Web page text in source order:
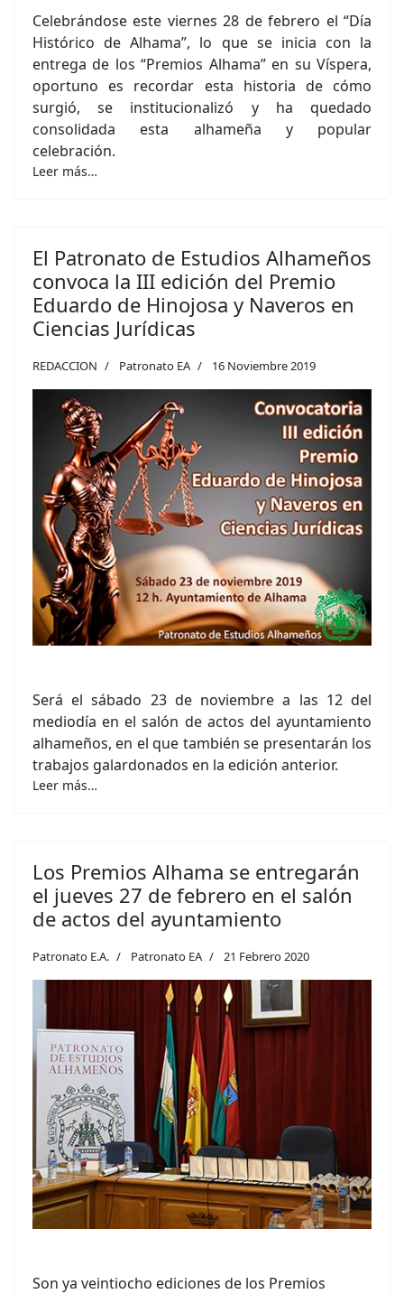
Celebrándose este viernes 28 de febrero el “Día
Histórico de Alhama”, lo que se inicia con la
entrega de los “Premios Alhama” en su Víspera,
oportuno es recordar esta historia de cómo
surgió, se institucionalizó y ha quedado
consolidada esta alhameña y popular
celebración.
Leer más…
El Patronato de Estudios Alhameños
convoca la III edición del Premio
Eduardo de Hinojosa y Naveros en
Ciencias Jurídicas
REDACCION Patronato EA 16 Noviembre 2019
Será el sábado 23 de noviembre a las 12 del
mediodía en el salón de actos del ayuntamiento
alhameños, en el que también se presentarán los
trabajos galardonados en la edición anterior.
Leer más…
Los Premios Alhama se entregarán
el jueves 27 de febrero en el salón
de actos del ayuntamiento
Patronato E.A. Patronato EA 21 Febrero 2020
Son ya veintiocho ediciones de los Premios